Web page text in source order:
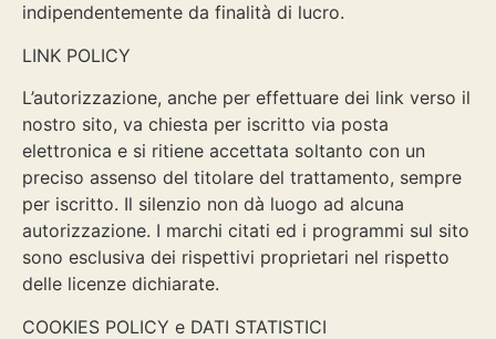
indipendentemente da finalità di lucro.
LINK POLICY
L’autorizzazione, anche per effettuare dei link verso il
nostro sito, va chiesta per iscritto via posta
elettronica e si ritiene accettata soltanto con un
preciso assenso del titolare del trattamento, sempre
per iscritto. Il silenzio non dà luogo ad alcuna
autorizzazione. I marchi citati ed i programmi sul sito
sono esclusiva dei rispettivi proprietari nel rispetto
delle licenze dichiarate.
COOKIES POLICY e DATI STATISTICI